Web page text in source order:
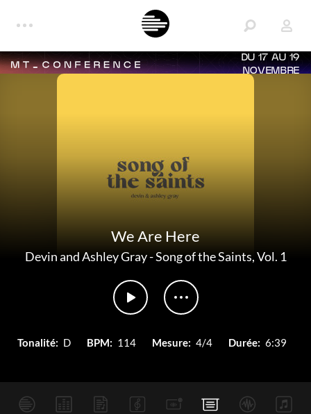
DU 17 AU 19
NOVEMBRE
We Are Here
Devin and Ashley Gray-Song of the Saints, Vol. 1
Tonalité: D BPM: 114 Mesure: 4/4 Durée: 6:39